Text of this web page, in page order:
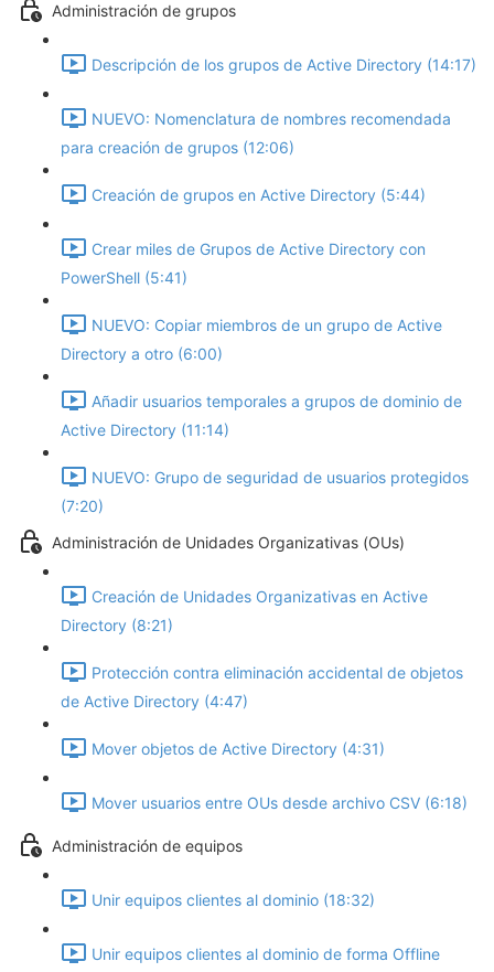
Administración de grupos
Descripción de los grupos de Active Directory (14:17)
NUEVO: Nomenclatura de nombres recomendada
para creación de grupos (12:06)
Creación de grupos en Active Directory (5:44)
Crear miles de Grupos de Active Directory con
PowerShell (5:41)
NUEVO: Copiar miembros de un grupo de Active
Directory a otro (6:00)
Añadir usuarios temporales a grupos de dominio de
Active Directory (11:14)
NUEVO: Grupo de seguridad de usuarios protegidos
(7:20)
Administración de Unidades Organizativas (OUs)
Creación de Unidades Organizativas en Active
Directory (8:21)
Protección contra eliminación accidental de objetos
de Active Directory (4:47)
Mover objetos de Active Directory (4:31)
Mover usuarios entre OUs desde archivo CSV (6:18)
Administración de equipos
Unir equipos clientes al dominio (18:32)
Unir equipos clientes al dominio de forma Offline